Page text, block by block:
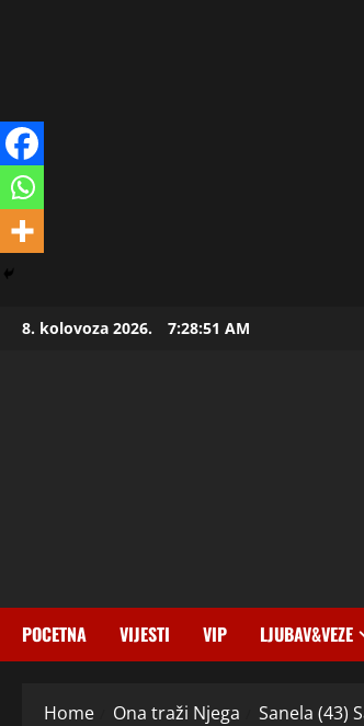
Skip8. kolovoza 2026. 7:28:52 AM
POCETNA VIJESTI VIP LJUBAV&VEZE
Home Ona traži Njega Sanela (43)